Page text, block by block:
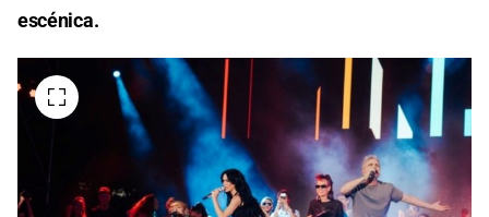
escénica.